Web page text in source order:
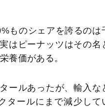
ものシェアを誇るのは
はピーナッツはその名
養価がある。
ールあったが、輸入な
タールにまで減少して